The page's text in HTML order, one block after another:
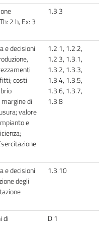
2 h, Ex: 3
1.3.3
e decisioni
costi
di
valore
e
1.2.1, 1.2.2,
1.2.3, 1.3.1,
1.3.2, 1.3.3,
1.3.4, 1.3.5,
1.3.6, 1.3.7,
1.3.8
e decisioni
degli
1.3.10
di
D.1